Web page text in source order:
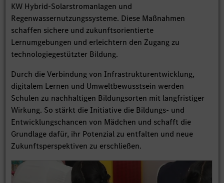
KW Hybrid-Solarstromanlagen und
Regenwassernutzungssysteme. Diese Maßnahmen
schaffen sichere und zukunftsorientierte
Lernumgebungen und erleichtern den Zugang zu
technologiegestützter Bildung.
Durch die Verbindung von Infrastrukturentwicklung,
digitalem Lernen und Umweltbewusstsein werden
Schulen zu nachhaltigen Bildungsorten mit langfristiger
Wirkung. So stärkt die Initiative die Bildungs- und
Entwicklungschancen von Mädchen und schafft die
Grundlage dafür, ihr Potenzial zu entfalten und neue
Zukunftsperspektiven zu erschließen.